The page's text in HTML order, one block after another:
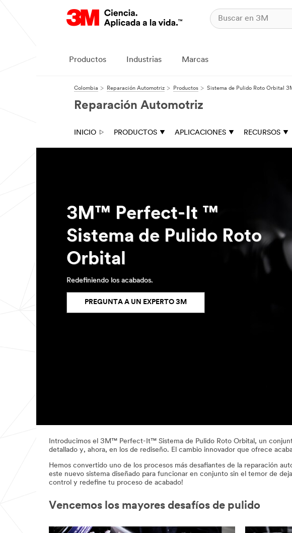
Productos Industrias Marcas
Colombia Reparación Automotriz Productos Sistema de Pulido Roto Orbital
Reparación Automotriz
INICIO PRODUCTOS APLICACIONES RECURSOS
3M™ Perfect-It ™
Sistema de Pulido Roto
Orbital
Redefiniendo los acabados.
PREGUNTA A UN EXPERTO 3M
Introducimos el 3M™ Perfect-It™ Sistema de Pulido Roto Orbital, un
detallado y, ahora, en los de rediseño. El cambio innovador que ofrece
Hemos convertido uno de los procesos más desafiantes de la reparación
este nuevo sistema diseñado para funcionar en conjunto sin el temor de
control y redefine tu proceso de acabado!
Vencemos los mayores desafíos de pulido